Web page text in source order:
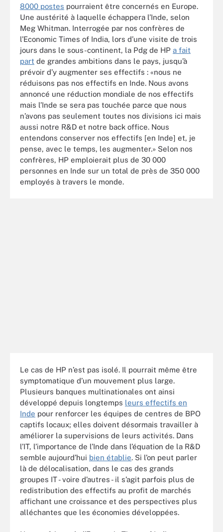
8000 postes pourraient être concernés en Europe.
Une austérité à laquelle échappera l’Inde, selon
Meg Whitman. Interrogée par nos confrères de
l’Economic Times of India, lors d’une visite de trois
jours dans le sous-continent, la Pdg de HP a fait
part de grandes ambitions dans le pays, jusqu’à
prévoir d’y augmenter ses effectifs : «nous ne
réduisons pas nos effectifs en Inde. Nous avons
annoncé une réduction mondiale de nos effectifs
mais l’Inde se sera pas touchée parce que nous
n’avons pas seulement toutes nos divisions ici mais
aussi notre R&D et notre back office. Nous
entendons conserver nos effectifs [en Inde] et, je
pense, avec le temps, les augmenter.» Selon nos
confrères, HP emploierait plus de 30 000
personnes en Inde sur un total de près de 350 000
employés à travers le monde.
Le cas de HP n’est pas isolé. Il pourrait même être
symptomatique d’un mouvement plus large.
Plusieurs banques multinationales ont ainsi
développé depuis longtemps leurs effectifs en
Inde pour renforcer les équipes de centres de BPO
captifs locaux; elles doivent désormais travailler à
améliorer la supervisions de leurs activités. Dans
l’IT, l’importance de l’Inde dans l’équation de la R&D
semble aujourd’hui bien établie. Si l’on peut parler
là de délocalisation, dans le cas des grands
groupes IT - voire d’autres - il s’agit parfois plus de
redistribution des effectifs au profit de marchés
affichant une croissance et des perspectives plus
alléchantes que les économies développées.